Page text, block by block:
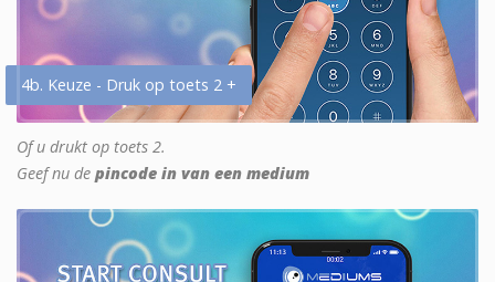
4b. Keuze - Druk op toets 2 +
Of u drukt op toets 2.
Geef nu de pincode in van een medium